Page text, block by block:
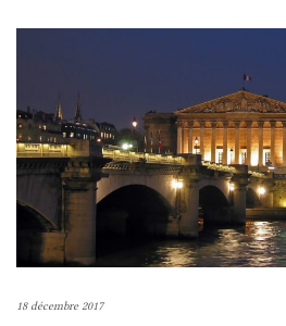
18 décembre 2017